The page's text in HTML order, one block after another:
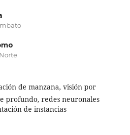
de manzana, visión por
profundo, redes neuronales
de instancias